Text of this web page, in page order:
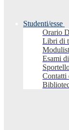
Studenti/esse
Orario
Libri di
Esami
Contatti